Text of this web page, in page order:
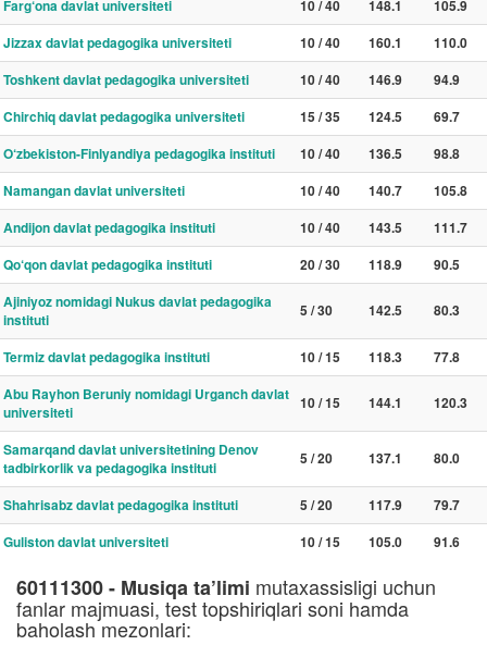
Farg‘ona davlat universiteti
10 / 40 148.1
105.9
Jizzax davlat pedagogika universiteti
10 / 40 160.1
110.0
Toshkent davlat pedagogika universiteti
10 / 40 146.9
94.9
Chirchiq davlat pedagogika universiteti
15 / 35 124.5
69.7
O‘zbekiston-Finlyandiya pedagogika instituti
10 / 40 136.5
98.8
Namangan davlat universiteti
10 / 40 140.7
105.8
Andijon davlat pedagogika instituti
10 / 40 143.5
111.7
Qo‘qon davlat pedagogika instituti
20 / 30 118.9
90.5
Ajiniyoz nomidagi Nukus davlat pedagogika
instituti
5 / 30 142.5 80.3
Termiz davlat pedagogika instituti 10 / 15 118.3
77.8
Abu Rayhon Beruniy nomidagi Urganch davlat
universiteti
10 / 15 144.1 120.3
Samarqand davlat universitetining Denov
tadbirkorlik va pedagogika instituti
5 / 20 137.1 80.0
Shahrisabz davlat pedagogika instituti 5 / 20 117.9
79.7
Guliston davlat universiteti
10 / 15 105.0 91.6
60111300 - Musiqa ta’limi mutaxassisligi uchun
fanlar majmuasi, test topshiriqlari soni hamda
baholash mezonlari: